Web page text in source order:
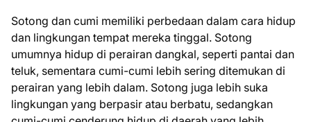
Sotong dan cumi memiliki perbedaan dalam cara hidup
dan lingkungan tempat mereka tinggal. Sotong
umumnya hidup di perairan dangkal, seperti pantai dan
teluk, sementara cumi-cumi lebih sering ditemukan di
perairan yang lebih dalam. Sotong juga lebih suka
lingkungan yang berpasir atau berbatu, sedangkan